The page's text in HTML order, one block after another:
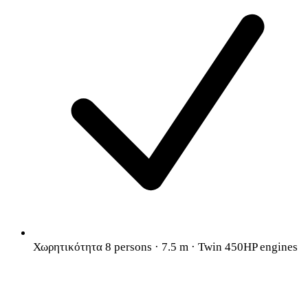
Χωρητικότητα 8 persons · 7.5 m · Twin 450HP engines